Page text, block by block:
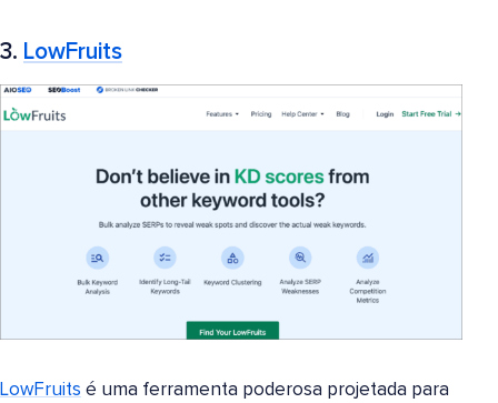
3. LowFruits
LowFruits é uma ferramenta poderosa projetada para